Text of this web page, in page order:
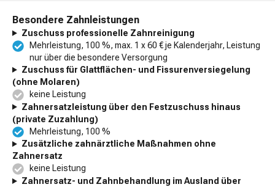
Besondere Zahnleistungen
Zuschuss professionelle Zahnreinigung
Mehrleistung, 100 %, max. 1 x 60 € je Kalenderjahr, Leistung
nur über die besondere Versorgung
Zuschuss für Glattflächen- und Fissurenversiegelung
(ohne Molaren)
keine Leistung
Zahnersatzleistung über den Festzuschuss hinaus
(private Zuzahlung)
Mehrleistung, 100 %
Zusätzliche zahnärztliche Maßnahmen ohne
Zahnersatz
keine Leistung
Zahnersatz- und Zahnbehandlung im Ausland über